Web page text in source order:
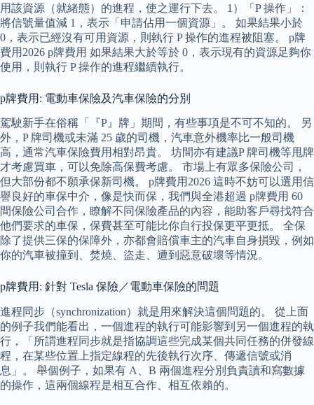
用該資源（就緒態）的進程，使之運行下去。 1）「P 操作」：
將信號量值減 1，表示「申請佔用一個資源」。 如果結果小於
0，表示已經沒有可用資源，則執行 P 操作的進程被阻塞。 p牌
費用2026 p牌費用 如果結果大於等於 0，表示現有的資源足夠你
使用，則執行 P 操作的進程繼續執行。
p牌費用: 電動車保險及汽車保險的分別
駕駛新手在俗稱「『P』牌」期間，有些事項是不可不知的。 另
外，P 牌司機或未滿 25 歲的司機，汽車意外機率比一般司機
高，通常汽車保險費用相對昂貴。 坊間亦有建議P 牌司機等甩牌
才考慮買車，可以免除高保費考慮。 市場上有眾多保險公司，
但大部份都不願承保新司機。 p牌費用2026 這時不妨可以選用信
譽良好的車保中介，像是快而保，我們與全港超過 p牌費用 60
間保險公司合作，瞭解不同保險產品的內容，能助客戶尋找符合
他們要求的車保，保費甚至可能比你自行投保更平更抵。 全保
除了提供三保的保障外，亦都會賠償車主的汽車自身損毀，例如
你的汽車被撞到、焚燒、盜走、遭到惡意破壞等情況。
p牌費用: 針對 Tesla 保險／電動車保險的問題
進程同步（synchronization）就是用來解決這個問題的。 從上面
的例子我們能看出，一個進程的執行可能影響到另一個進程的執
行，「所謂進程同步就是指協調這些完成某個共同任務的併發線
程，在某些位置上指定線程的先後執行次序、傳遞信號或消
息」。 舉個例子，如果有 A、B 兩個進程分別負責讀和寫數據
的操作，這兩個線程是相互合作、相互依賴的。